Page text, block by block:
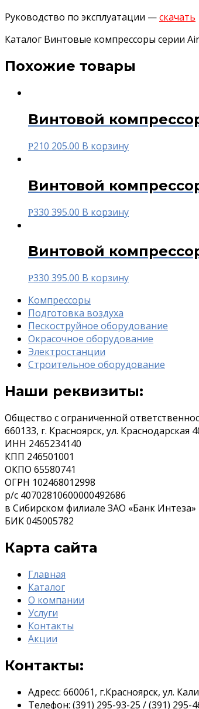
Руководство по эксплуатации —скачать
Каталог Винтовые компрессоры серии
Похожие товары
Винтовой
Р210 205.00 В корзину
Винтовой
Р330 395.00 В корзину
Винтовой
Р330 395.00 В корзину
Компрессоры
Подготовка воздуха
Пескоструйное оборудование
Окрасочное оборудование
Электростанции
Строительное оборудование
Наши реквизиты:
Общество с ограниченной
660133, г. Красноярск, ул. Краснодарская
ИНН 2465234140
КПП 246501001
ОКПО 65580741
ОГРН 102468012998
р/с 40702810600000492686
в Сибирском филиале ЗАО «Банк Интеза»
БИК 045005782
Карта сайта
Главная
Каталог
О компании
Услуги
Контакты
Акции
Контакты:
Адресс: 660061, г.Красноярск, ул.
Телефон: (391) 295-93-25 / (391) 295-